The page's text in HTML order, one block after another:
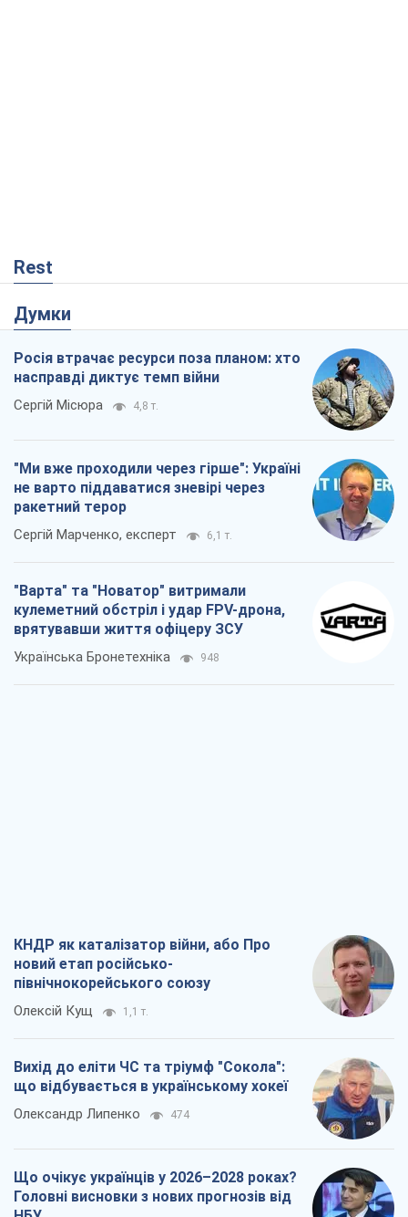
Rest
Думки
Росія втрачає ресурси поза планом: хто
насправді диктує темп війни
Сергій Місюра 4,8 т.
"Ми вже проходили через гірше": Україні
не варто піддаватися зневірі через
ракетний терор
Сергій Марченко, експерт 6,1 т.
"Варта" та "Новатор" витримали
кулеметний обстріл і удар FPV-дрона,
врятувавши життя офіцеру ЗСУ
Українська Бронетехніка 948
КНДР як каталізатор війни, або Про
новий етап російсько-
північнокорейського союзу
Олексій Кущ 1,1 т.
Вихід до еліти ЧС та тріумф "Сокола":
що відбувається в українському хокеї
Олександр Липенко 474
Що очікує українців у 2026–2028 роках?
Головні висновки з нових прогнозів від